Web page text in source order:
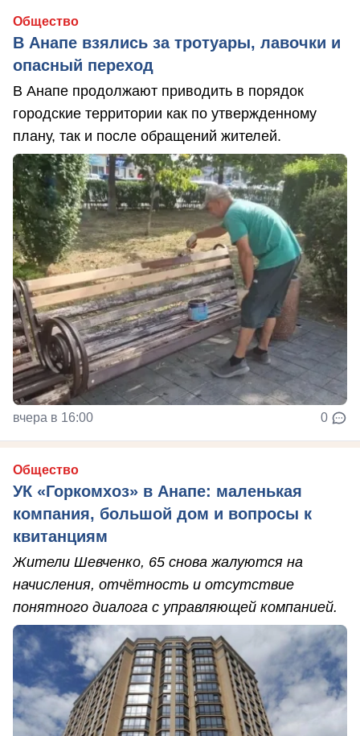
Общество
В Анапе взялись за тротуары, лавочки и
опасный переход
В Анапе продолжают приводить в порядок
городские территории как по утвержденному
плану, так и после обращений жителей.
вчера в 16:00 0
Общество
УК «Горкомхоз» в Анапе: маленькая
компания, большой дом и вопросы к
квитанциям
Жители Шевченко, 65 снова жалуются на
начисления, отчётность и отсутствие
понятного диалога с управляющей компанией.